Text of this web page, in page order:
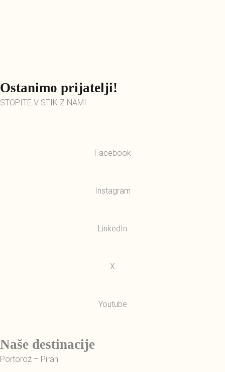
Ostanimo prijatelji!
STOPITE V STIK Z NAMI
Facebook
Instagram
LinkedIn
X
Youtube
Naše destinacije
Portorož – Piran